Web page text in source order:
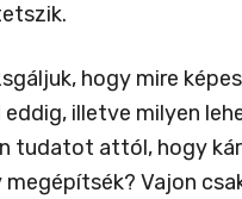
hogy mire
illetve milyen
tudatot attól, hogy
Vajon